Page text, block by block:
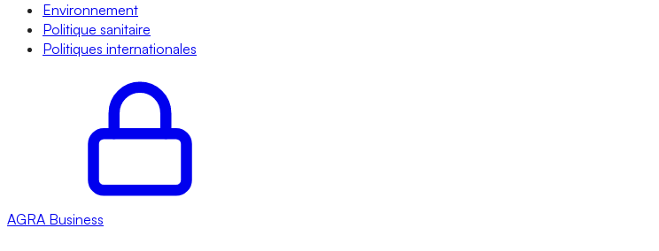
Environnement
Politique sanitaire
Politiques internationales
AGRA Business